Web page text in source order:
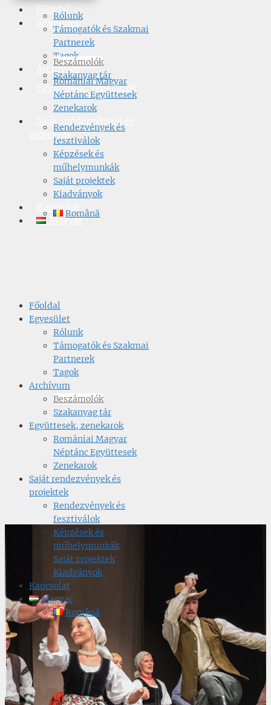
Főoldal
Egyesület
Rólunk
Támogatók és Szakmai
Partnerek
Tagok
Archívum
Beszámolók
Szakanyag tár
Együttesek, zenekarok
Romániai Magyar
Néptánc Együttesek
Zenekarok
Saját rendezvények és
projektek
Rendezvények és
fesztiválok
Képzések és
műhelymunkák
Saját projektek
Kiadványok
Kapcsolat
Magyar
Română
Főoldal
Egyesület
Rólunk
Támogatók és Szakmai
Partnerek
Tagok
Archívum
Beszámolók
Szakanyag tár
Együttesek, zenekarok
Romániai Magyar
Néptánc Együttesek
Zenekarok
Saját rendezvények és
projektek
Rendezvények és
fesztiválok
Képzések és
műhelymunkák
Saját projektek
Kiadványok
Kapcsolat
Magyar
Română